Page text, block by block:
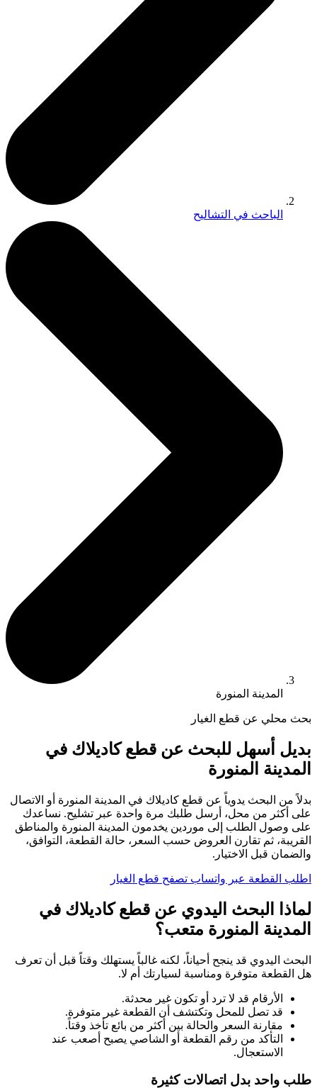
الباحث في التشاليح
المدينة المنورة
بحث محلي عن قطع الغيار
بديل أسهل للبحث عن قطع كاديلاك في
المدينة المنورة
بدلاً من البحث يدوياً عن قطع كاديلاك في المدينة المنورة أو الاتصال
على أكثر من محل، أرسل طلبك مرة واحدة عبر تشليح. نساعدك
على وصول الطلب إلى موردين يخدمون المدينة المنورة والمناطق
القريبة، ثم تقارن العروض حسب السعر، حالة القطعة، التوافق،
والضمان قبل الاختيار.
اطلب القطعة عبر واتساب تصفح قطع الغيار
لماذا البحث اليدوي عن قطع كاديلاك في
المدينة المنورة متعب؟
البحث اليدوي قد ينجح أحياناً، لكنه غالباً يستهلك وقتاً قبل أن تعرف
هل القطعة متوفرة ومناسبة لسيارتك أم لا.
الأرقام قد لا ترد أو تكون غير محدثة.
قد تصل للمحل وتكتشف أن القطعة غير متوفرة.
مقارنة السعر والحالة بين أكثر من بائع تأخذ وقتاً.
التأكد من رقم القطعة أو الشاصي يصبح أصعب عند
الاستعجال.
طلب واحد بدل اتصالات كثيرة